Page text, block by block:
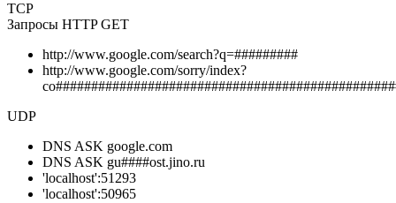
TCP
Запросы HTTP GET
http://www.google.com/search?q=#########
http://www.google.com/sorry/index?
UDP
DNS ASK google.com
DNS ASK gu####ost.jino.ru
'localhost':51293
'localhost':50965